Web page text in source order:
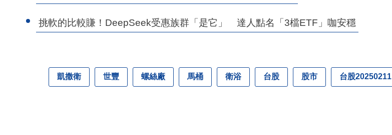
挑軟的比較賺！DeepSeek受惠族群「是它」 達人點名「3檔ETF」咖安穩
凱撒衛 世豐 螺絲廠 馬桶 衛浴 台股 股市 台股20250211